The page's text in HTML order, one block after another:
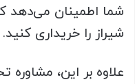
شما اطمینان می‌دهد
شیراز را خریداری کنید.
علاوه بر این،